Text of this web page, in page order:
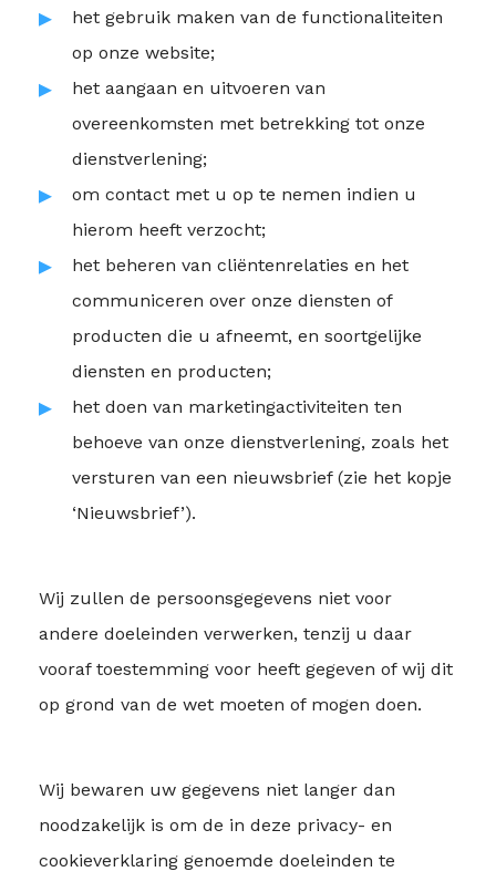
het gebruik maken van de functionaliteiten
op onze website;
het aangaan en uitvoeren van
overeenkomsten met betrekking tot onze
dienstverlening;
om contact met u op te nemen indien u
hierom heeft verzocht;
het beheren van cliëntenrelaties en het
communiceren over onze diensten of
producten die u afneemt, en soortgelijke
diensten en producten;
het doen van marketingactiviteiten ten
behoeve van onze dienstverlening, zoals het
versturen van een nieuwsbrief (zie het kopje
‘Nieuwsbrief’).
Wij zullen de persoonsgegevens niet voor
andere doeleinden verwerken, tenzij u daar
vooraf toestemming voor heeft gegeven of wij dit
op grond van de wet moeten of mogen doen.
Wij bewaren uw gegevens niet langer dan
noodzakelijk is om de in deze privacy- en
cookieverklaring genoemde doeleinden te